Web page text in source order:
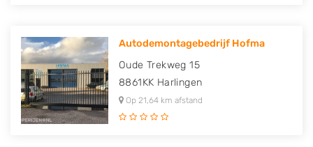
Autodemontagebedrijf Hofma
Oude Trekweg 15
8861KK Harlingen
Op 21,64 km afstand